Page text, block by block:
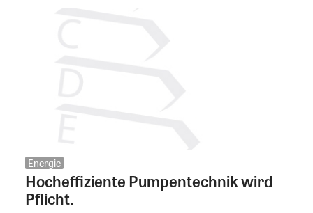
Energie
Hocheffiziente Pumpentechnik wird
Pflicht.